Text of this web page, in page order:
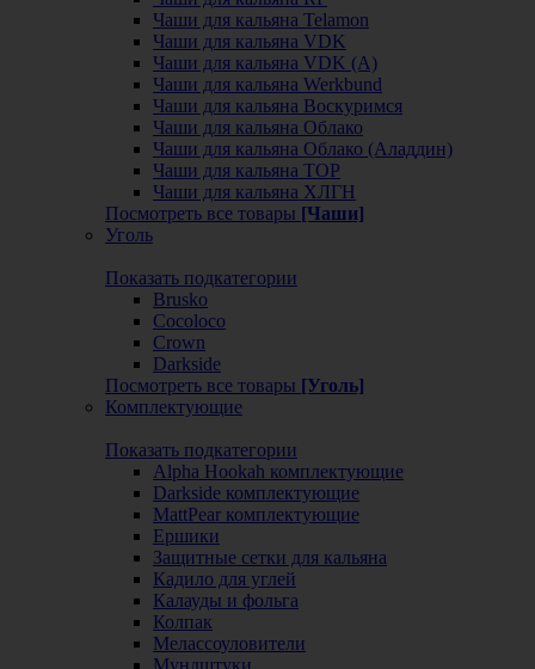
Чаши для кальяна Telamon
Чаши для кальяна VDK
Чаши для кальяна VDK (А)
Чаши для кальяна Werkbund
Чаши для кальяна Воскуримся
Чаши для кальяна Облако
Чаши для кальяна Облако (Аладдин)
Чаши для кальяна ТОР
Чаши для кальяна ХЛГН
Посмотреть все товары [Чаши]
Уголь
Показать подкатегории
Brusko
Cocoloco
Crown
Darkside
Посмотреть все товары [Уголь]
Комплектующие
Показать подкатегории
Alpha Hookah комплектующие
Darkside комплектующие
MattPear комплектующие
Ершики
Защитные сетки для кальяна
Кадило для углей
Калауды и фольга
Колпак
Мелассоуловители
Мундштуки